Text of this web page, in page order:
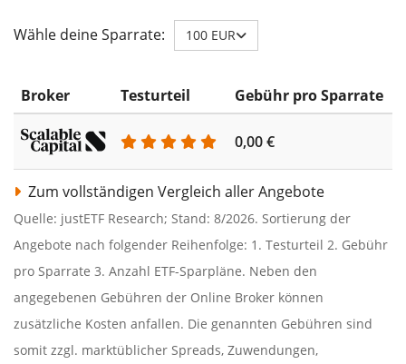
Wähle deine Sparrate: 100 EUR
Broker Testurteil Gebühr pro Sparrate
0,00 €
Zum vollständigen Vergleich aller Angebote
Quelle: justETF Research; Stand: 8/2026. Sortierung der
Angebote nach folgender Reihenfolge: 1. Testurteil 2. Gebühr
pro Sparrate 3. Anzahl ETF-Sparpläne. Neben den
angegebenen Gebühren der Online Broker können
zusätzliche Kosten anfallen. Die genannten Gebühren sind
somit zzgl. marktüblicher Spreads, Zuwendungen,